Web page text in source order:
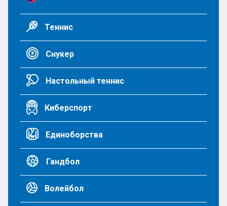
Теннис
Снукер
Настольный теннис
Киберспорт
Единоборства
Гандбол
Волейбол